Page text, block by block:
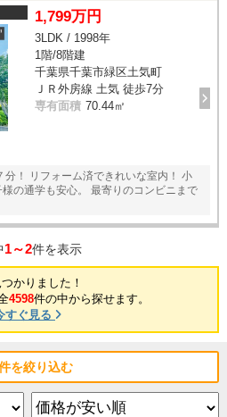
1,799万円
3LDK / 1998年
1階/8階建
千葉県千葉市緑区土気町
ＪＲ外房線 土気 徒歩7分
専有面積 70.44㎡
！ リフォーム済できれいな室内！ 小
の通学も安心。 最寄りのコンビニまで
1～2件を表示
かりました！
4598件の中から探せます。
すぐ見る
を絞り込む